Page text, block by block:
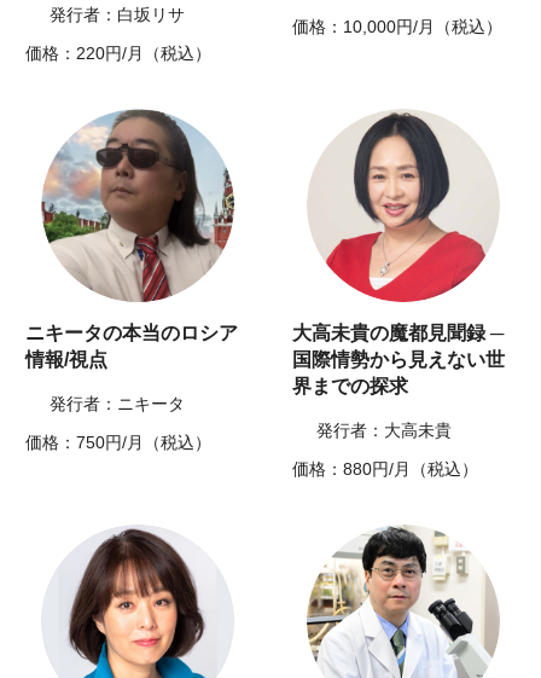
発行者：白坂リサ
価格：220円/月（税込）
価格：10,000円/月（税込）
ニキータの本当のロシア
情報/視点
発行者：ニキータ
価格：750円/月（税込）
大高未貴の魔都見聞録 ─
国際情勢から見えない世
界までの探求
発行者：大高未貴
価格：880円/月（税込）